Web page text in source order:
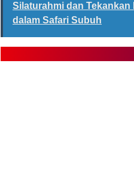
Silaturahmi dan Tekankan
dalam Safari Subuh